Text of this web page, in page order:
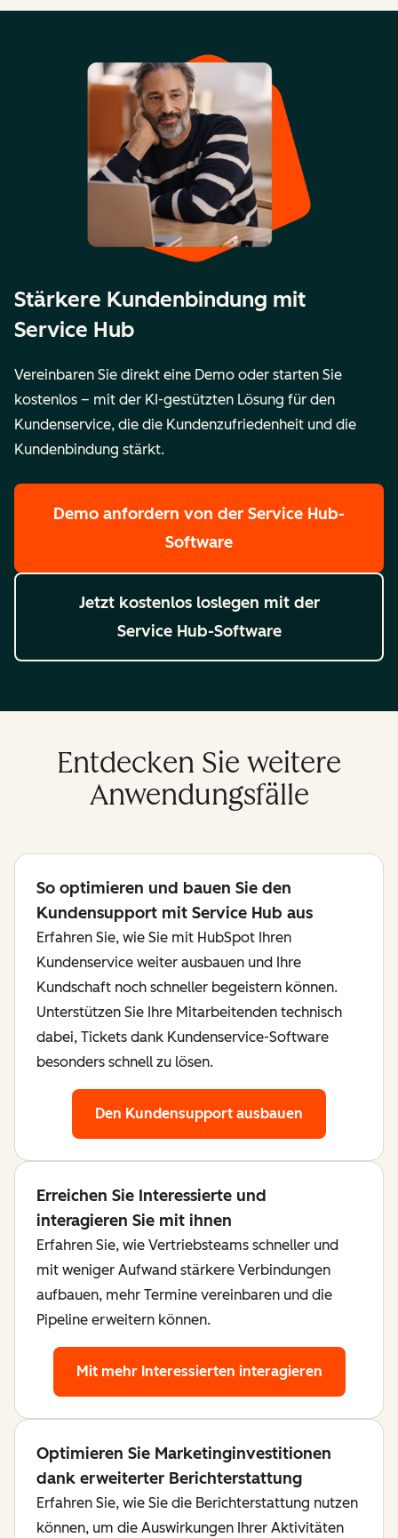
Stärkere Kundenbindung mit
Service Hub
Vereinbaren Sie direkt eine Demo oder starten Sie
kostenlos – mit der KI-gestützten Lösung für den
Kundenservice, die die Kundenzufriedenheit und die
Kundenbindung stärkt.
Demo anfordern von der Service Hub-
Software
Jetzt kostenlos loslegen mit der
Service Hub-Software
Entdecken Sie weitere
Anwendungsfälle
So optimieren und bauen Sie den
Kundensupport mit Service Hub aus
Erfahren Sie, wie Sie mit HubSpot Ihren
Kundenservice weiter ausbauen und Ihre
Kundschaft noch schneller begeistern können.
Unterstützen Sie Ihre Mitarbeitenden technisch
dabei, Tickets dank Kundenservice-Software
besonders schnell zu lösen.
Den Kundensupport ausbauen
Erreichen Sie Interessierte und
interagieren Sie mit ihnen
Erfahren Sie, wie Vertriebsteams schneller und
mit weniger Aufwand stärkere Verbindungen
aufbauen, mehr Termine vereinbaren und die
Pipeline erweitern können.
Mit mehr Interessierten interagieren
Optimieren Sie Marketinginvestitionen
dank erweiterter Berichterstattung
Erfahren Sie, wie Sie die Berichterstattung nutzen
können, um die Auswirkungen Ihrer Aktivitäten